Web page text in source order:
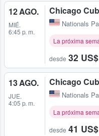
12 AGO.
MIÉ.
6:45 p. m.
Chicago
Nationals
La próxima
desde 32 US$
13 AGO.
JUE.
4:05 p. m.
Chicago
Nationals
La próxima
desde 41 US$